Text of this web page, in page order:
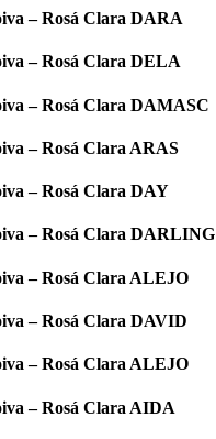
– Rosá Clara DARA
– Rosá Clara DELA
– Rosá Clara DAMASC
– Rosá Clara ARAS
– Rosá Clara DAY
– Rosá Clara DARLING
– Rosá Clara ALEJO
– Rosá Clara DAVID
– Rosá Clara ALEJO
– Rosá Clara AIDA